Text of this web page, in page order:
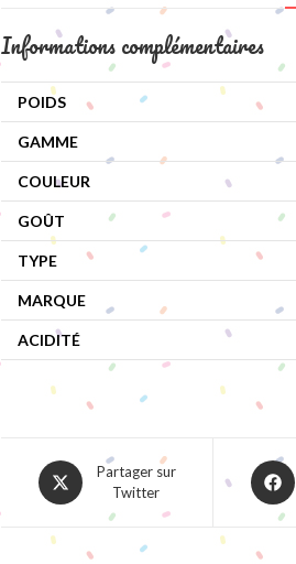
Informations complémentaires
POIDS
GAMME
COULEUR
GOÛT
TYPE
MARQUE
ACIDITÉ
Opens
in
new
Partager sur
Twitter
Opens
in